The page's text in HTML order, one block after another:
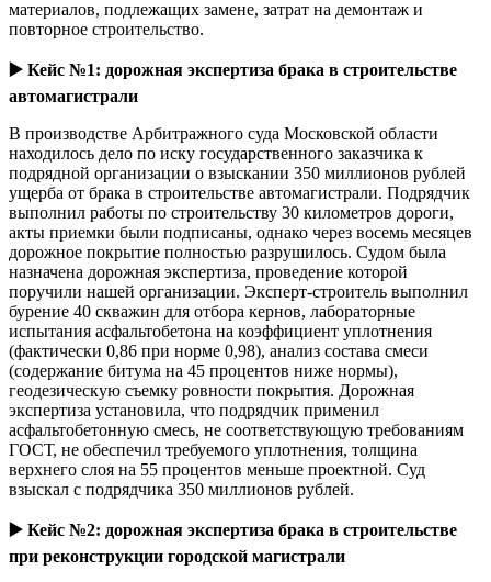
материалов, подлежащих замене, затрат на демонтаж и
повторное строительство.
▶️ Кейс №1: дорожная экспертиза брака в строительстве
автомагистрали
В производстве Арбитражного суда Московской области
находилось дело по иску государственного заказчика к
подрядной организации о взыскании 350 миллионов рублей
ущерба от брака в строительстве автомагистрали. Подрядчик
выполнил работы по строительству 30 километров дороги,
акты приемки были подписаны, однако через восемь месяцев
дорожное покрытие полностью разрушилось. Судом была
назначена дорожная экспертиза, проведение которой
поручили нашей организации. Эксперт-строитель выполнил
бурение 40 скважин для отбора кернов, лабораторные
испытания асфальтобетона на коэффициент уплотнения
(фактически 0,86 при норме 0,98), анализ состава смеси
(содержание битума на 45 процентов ниже нормы),
геодезическую съемку ровности покрытия. Дорожная
экспертиза установила, что подрядчик применил
асфальтобетонную смесь, не соответствующую требованиям
ГОСТ, не обеспечил требуемого уплотнения, толщина
верхнего слоя на 55 процентов меньше проектной. Суд
взыскал с подрядчика 350 миллионов рублей.
▶️ Кейс №2: дорожная экспертиза брака в строительстве
при реконструкции городской магистрали